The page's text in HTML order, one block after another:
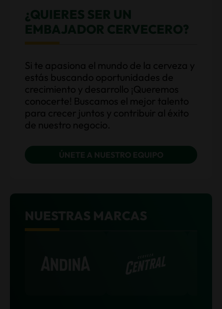
¿QUIERES SER UN
EMBAJADOR CERVECERO?
Si te apasiona el mundo de la cerveza y
estás buscando oportunidades de
crecimiento y desarrollo ¡Queremos
conocerte! Buscamos el mejor talento
para crecer juntos y contribuir al éxito
de nuestro negocio.
ÚNETE A NUESTRO EQUIPO
NUESTRAS MARCAS